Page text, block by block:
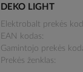
DEKO LIGHT
Elektrobalt prekės
EAN kodas
Gamintojo prekės
Prekės ženklas